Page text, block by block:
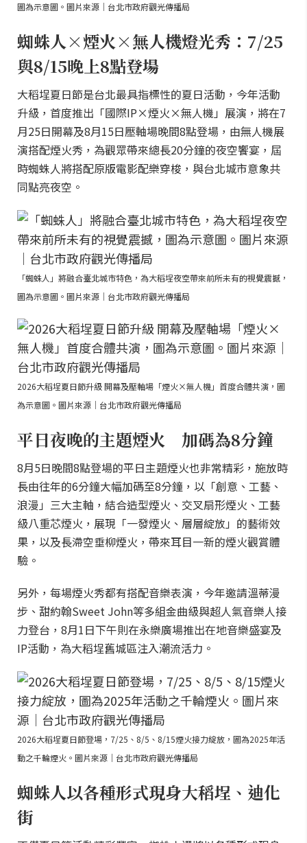
圖為示意圖。圖片來源｜台北市政府觀光傳播局
蜘蛛人×煙火×無人機燈光秀：7/25
與8/15晚上8點登場
大稻埕夏日節是台北最具指標性的夏日活動，今年活動
升級，首度推出「國際IP×煙火×無人機」展演，將在7
月25日開幕及8月15日壓軸場晚間8點登場，由無人機展
演搭配煙火秀，為觀眾帶來總長20分鐘的夜空饗宴，屆
時蜘蛛人將搭配原版電影配樂穿梭，與台北城市意象共
同點亮夜空。
「蜘蛛人」將融合臺北城市特色，為大稻埕夜空帶來前所未有的視覺震撼，
圖為示意圖。圖片來源｜台北市政府觀光傳播局
2026大稻埕夏日節升級 開幕及壓軸場「煙火×無人機」首度合體共演，圖
為示意圖。圖片來源｜台北市政府觀光傳播局
平日夜晚的主題煙火 加碼為8分鐘
8月5日晚間8點登場的平日主題煙火也非常精彩，施放時
長由往年的6分鐘大幅加碼至8分鐘，以「創意、工藝、
浪漫」三大主軸，結合造型煙火、交叉扇形煙火、工藝
級八重芯煙火，展現「一發煙火、層層綻放」的藝術效
果，以及長滯空垂柳煙火，帶來耳目一新的煙火觀賞體
驗。
另外，每場煙火秀都有搭配音樂表演，今年邀請溫蒂漫
步、甜約翰Sweet John等多組金曲級與超人氣音樂人接
力登台，8月1日下午則在永樂廣場推出在地音樂盛宴及
IP活動，為大稻埕舊城區注入潮流活力。
2026大稻埕夏日節登場，7/25、8/5、8/15煙火接力綻放，圖為2025年活
動之千輪煙火。圖片來源｜台北市政府觀光傳播局
蜘蛛人以各種形式現身大稻埕、迪化
街